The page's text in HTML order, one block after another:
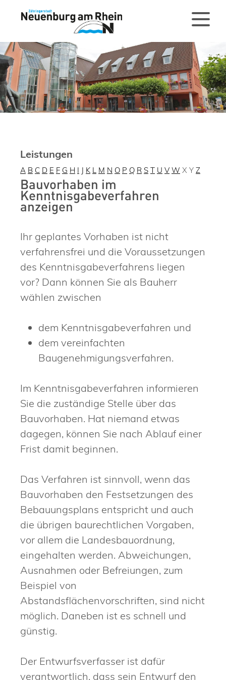
Leistungen
A B C D E F G H I J K L M N O P Q R S T U V W X Y Z
Bauvorhaben im
Kenntnisgabeverfahren
anzeigen
Ihr geplantes Vorhaben ist nicht
verfahrensfrei und die Voraussetzungen
des Kenntnisgabeverfahrens liegen
vor? Dann können Sie als Bauherr
wählen zwischen
dem Kenntnisgabeverfahren und
dem vereinfachten
Baugenehmigungsverfahren.
Im Kenntnisgabeverfahren informieren
Sie die zuständige Stelle über das
Bauvorhaben. Hat niemand etwas
dagegen, können Sie nach Ablauf einer
Frist damit beginnen.
Das Verfahren ist sinnvoll, wenn das
Bauvorhaben den Festsetzungen des
Bebauungsplans entspricht und auch
die übrigen baurechtlichen Vorgaben,
vor allem die Landesbauordnung,
eingehalten werden. Abweichungen,
Ausnahmen oder Befreiungen, zum
Beispiel von
Abstandsflächenvorschriften, sind nicht
möglich. Daneben ist es schnell und
günstig.
Der Entwurfsverfasser ist dafür
verantwortlich, dass sein Entwurf den